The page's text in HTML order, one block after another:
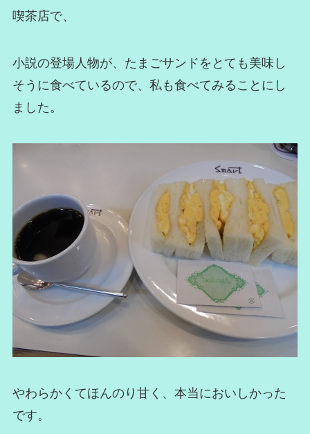
喫茶店で、
小説の登場人物が、たまごサンドをとても美味し
そうに食べているので、私も食べてみることにし
ました。
やわらかくてほんのり甘く、本当においしかった
です。